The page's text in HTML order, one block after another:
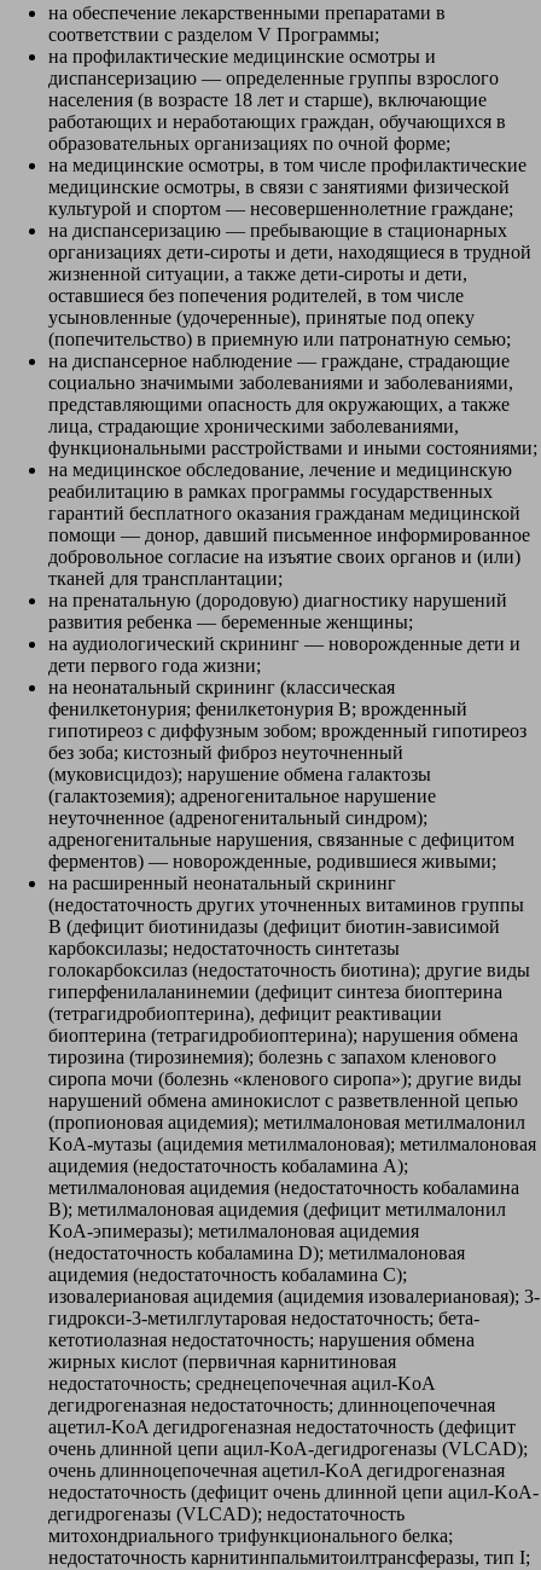
на обеспечение лекарственными препаратами в
соответствии с разделом V Программы;
на профилактические медицинские осмотры и
диспансеризацию — определенные группы взрослого
населения (в возрасте 18 лет и старше), включающие
работающих и неработающих граждан, обучающихся в
образовательных организациях по очной форме;
на медицинские осмотры, в том числе профилактические
медицинские осмотры, в связи с занятиями физической
культурой и спортом — несовершеннолетние граждане;
на диспансеризацию — пребывающие в стационарных
организациях дети-сироты и дети, находящиеся в трудной
жизненной ситуации, а также дети-сироты и дети,
оставшиеся без попечения родителей, в том числе
усыновленные (удочеренные), принятые под опеку
(попечительство) в приемную или патронатную семью;
на диспансерное наблюдение — граждане, страдающие
социально значимыми заболеваниями и заболеваниями,
представляющими опасность для окружающих, а также
лица, страдающие хроническими заболеваниями,
функциональными расстройствами и иными состояниями;
на медицинское обследование, лечение и медицинскую
реабилитацию в рамках программы государственных
гарантий бесплатного оказания гражданам медицинской
помощи — донор, давший письменное информированное
добровольное согласие на изъятие своих органов и (или)
тканей для трансплантации;
на пренатальную (дородовую) диагностику нарушений
развития ребенка — беременные женщины;
на аудиологический скрининг — новорожденные дети и
дети первого года жизни;
на неонатальный скрининг (классическая
фенилкетонурия; фенилкетонурия B; врожденный
гипотиреоз с диффузным зобом; врожденный гипотиреоз
без зоба; кистозный фиброз неуточненный
(муковисцидоз); нарушение обмена галактозы
(галактоземия); адреногенитальное нарушение
неуточненное (адреногенитальный синдром);
адреногенитальные нарушения, связанные с дефицитом
ферментов) — новорожденные, родившиеся живыми;
на расширенный неонатальный скрининг
(недостаточность других уточненных витаминов группы
B (дефицит биотинидазы (дефицит биотин-зависимой
карбоксилазы; недостаточность синтетазы
голокарбоксилаз (недостаточность биотина); другие виды
гиперфенилаланинемии (дефицит синтеза биоптерина
(тетрагидробиоптерина), дефицит реактивации
биоптерина (тетрагидробиоптерина); нарушения обмена
тирозина (тирозинемия); болезнь с запахом кленового
сиропа мочи (болезнь «кленового сиропа»); другие виды
нарушений обмена аминокислот с разветвленной цепью
(пропионовая ацидемия); метилмалоновая метилмалонил
KoA-мутазы (ацидемия метилмалоновая); метилмалоновая
ацидемия (недостаточность кобаламина A);
метилмалоновая ацидемия (недостаточность кобаламина
B); метилмалоновая ацидемия (дефицит метилмалонил
KoA-эпимеразы); метилмалоновая ацидемия
(недостаточность кобаламина D); метилмалоновая
ацидемия (недостаточность кобаламина C);
изовалериановая ацидемия (ацидемия изовалериановая); 3-
гидрокси-3-метилглутаровая недостаточность; бета-
кетотиолазная недостаточность; нарушения обмена
жирных кислот (первичная карнитиновая
недостаточность; среднецепочечная ацил-KoA
дегидрогеназная недостаточность; длинноцепочечная
ацетил-KoA дегидрогеназная недостаточность (дефицит
очень длинной цепи ацил-KoA-дегидрогеназы (VLCAD);
очень длинноцепочечная ацетил-KoA дегидрогеназная
недостаточность (дефицит очень длинной цепи ацил-KoA-
дегидрогеназы (VLCAD); недостаточность
митохондриального трифункционального белка;
недостаточность карнитинпальмитоилтрансферазы, тип I;